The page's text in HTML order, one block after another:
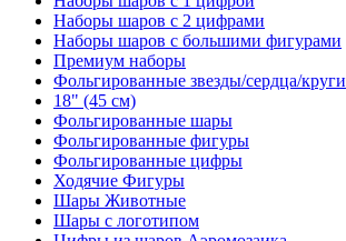
Наборы шаров с 2 цифрами
Наборы шаров с большими фигурами
Премиум наборы
Фольгированные звезды/сердца/круги
18" (45 см)
Фольгированные шары
Фольгированные фигуры
Фольгированные цифры
Ходячие Фигуры
Шары Животные
Шары с логотипом